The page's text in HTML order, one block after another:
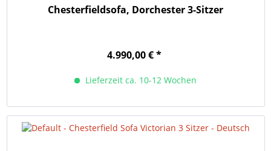
Chesterfieldsofa, Dorchester 3-Sitzer
4.990,00 € *
Lieferzeit ca. 10-12 Wochen